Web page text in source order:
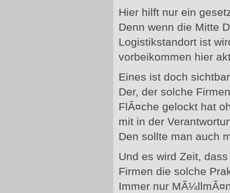
Hier hilft nur ein
Denn wenn die Mitte
Logistikstandort ist
vorbeikommen hier
Eines ist doch
Der, der solche
FlÃ¤che gelockt hat
mit in der
Den sollte man auch
Und es wird Zeit,
Firmen die solche
Immer nur